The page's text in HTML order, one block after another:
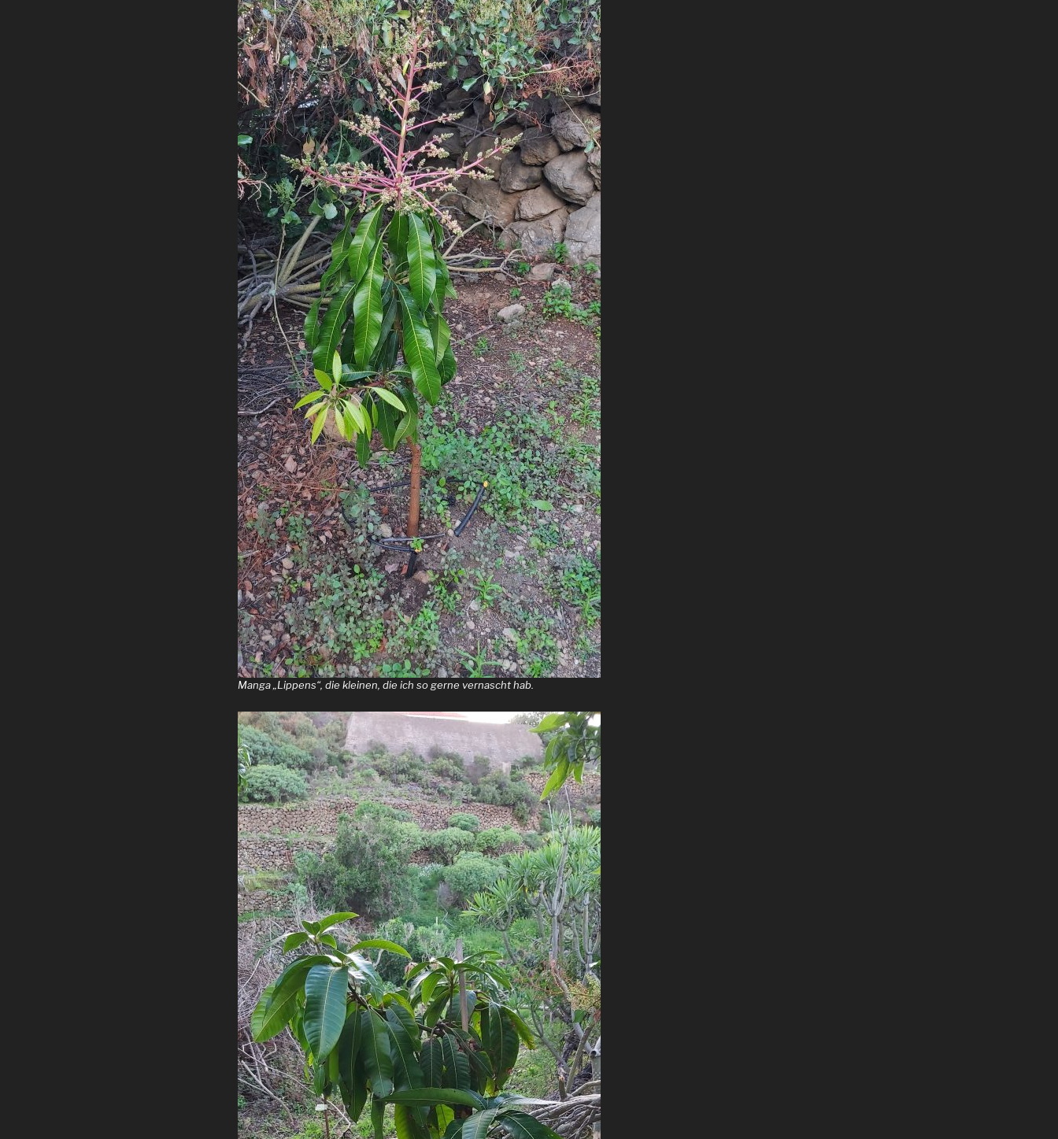
Manga „Lippens“, die kleinen, die ich so gerne vernascht hab.